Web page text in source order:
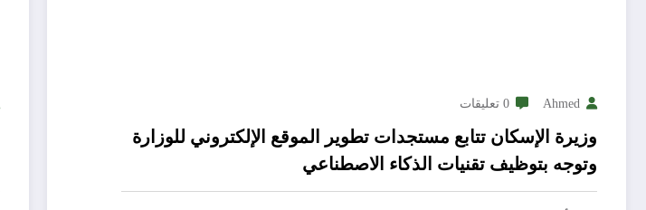
Ahmed 0 تعليقات
وزيرة الإسكان تتابع مستجدات تطوير الموقع الإلكتروني للوزارة
وتوجه بتوظيف تقنيات الذكاء الاصطناعي